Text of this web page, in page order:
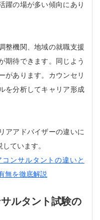
躍の場が多い傾向にあり
整機関、地域の就職支援
期待できます。同じよう
があります。カウンセリ
を分析してキャリア形成
アアドバイザーの違いに
ています。
ンサルタントの違いと
無を徹底解説
ルタント試験の